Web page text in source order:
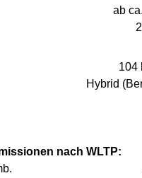
ab
104
Hybrid
nach WLTP: